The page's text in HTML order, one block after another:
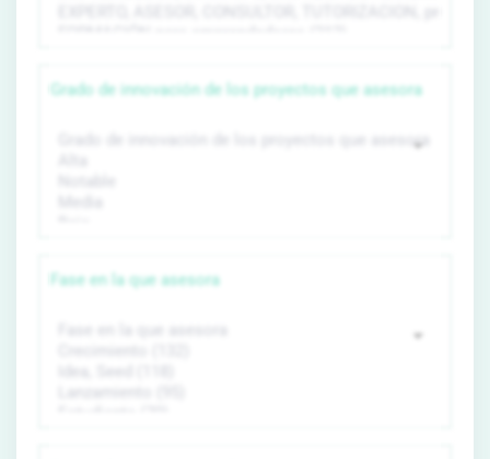
Grado de innovación de los proyectos que asesora
Fase en la que asesora